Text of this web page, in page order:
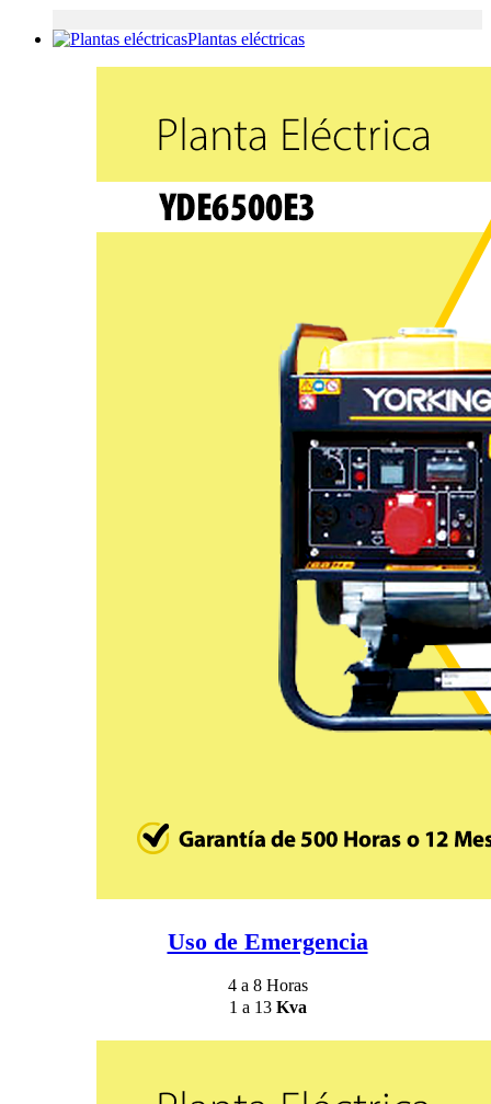
Plantas eléctricas
Uso de Emergencia
4 a 8 Horas
1 a 13 Kva